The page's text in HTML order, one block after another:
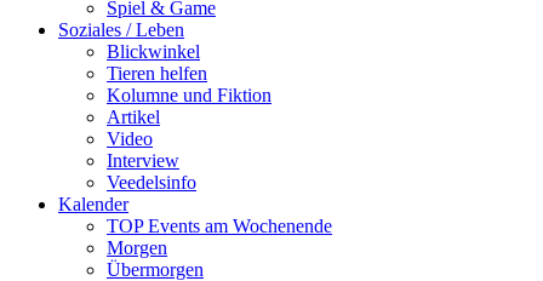
Spiel & Game
Soziales / Leben
Blickwinkel
Tieren helfen
Kolumne und Fiktion
Artikel
Video
Interview
Veedelsinfo
Kalender
TOP Events am Wochenende
Morgen
Übermorgen